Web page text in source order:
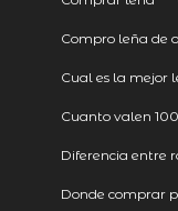
Compro leña de
Cual es la mejor
Cuanto valen
Diferencia entre
Donde comprar